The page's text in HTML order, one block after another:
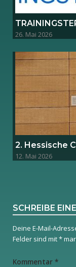
26. Mai 2026
2. Hessische
12. Mai 2026
SCHREIBE
Deine E-Mail-
Felder sind mit*
Kommentar *